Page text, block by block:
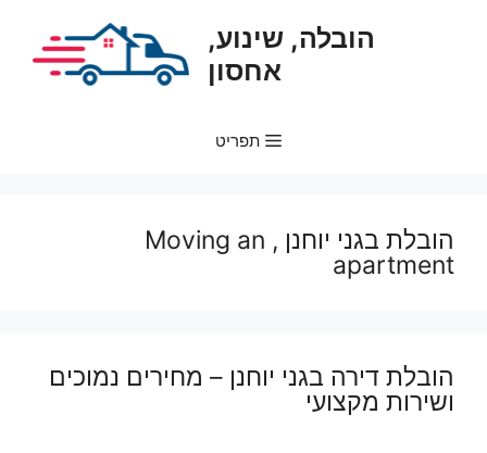
הובלה, שינוע,
אחסון
תפריט
הובלת בגני יוחנן , Moving an
apartment
הובלת דירה בגני יוחנן – מחירים נמוכים
ושירות מקצועי